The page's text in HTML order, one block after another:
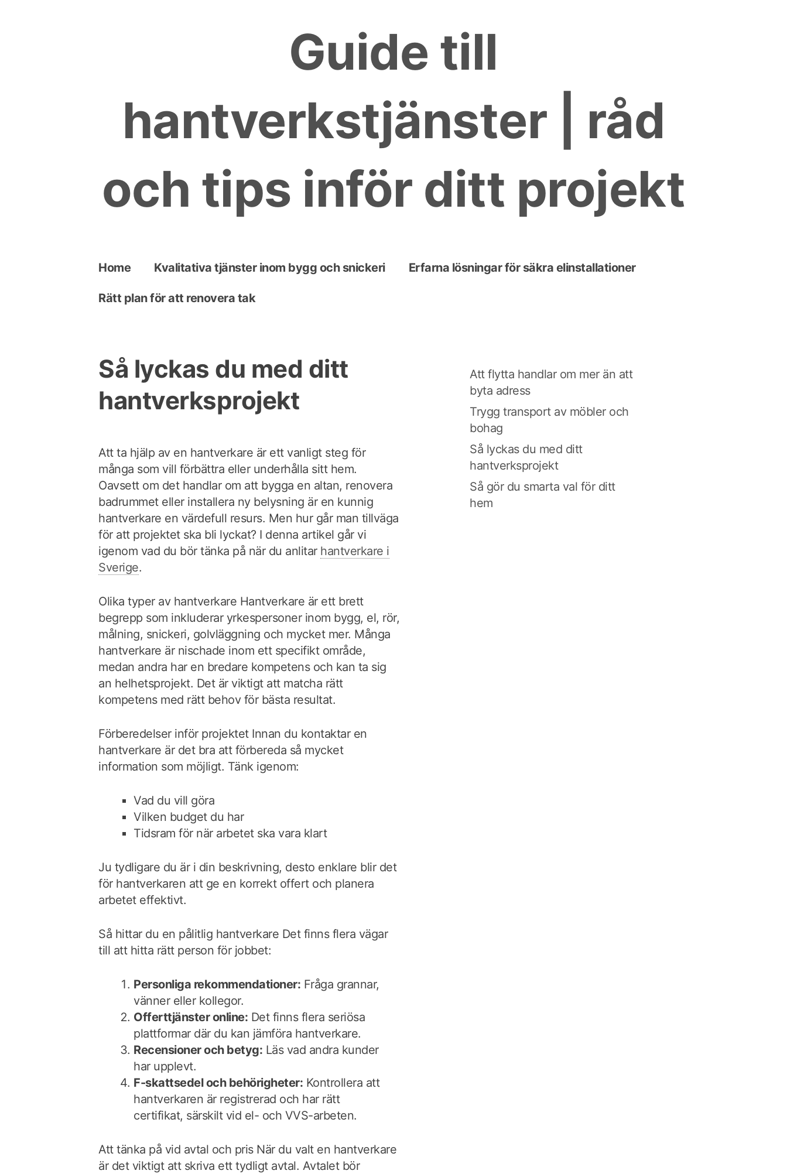
Guide till
hantverkstjänster | råd
och tips inför ditt projekt
Home Kvalitativa tjänster inom bygg och snickeri Erfarna lösningar för säkra elinstallationer
Rätt plan för att renovera tak
Så lyckas du med ditt
hantverksprojekt
Att ta hjälp av en hantverkare är ett vanligt steg för
många som vill förbättra eller underhålla sitt hem.
Oavsett om det handlar om att bygga en altan, renovera
badrummet eller installera ny belysning är en kunnig
hantverkare en värdefull resurs. Men hur går man tillväga
för att projektet ska bli lyckat? I denna artikel går vi
igenom vad du bör tänka på när du anlitar hantverkare i
Sverige.
Olika typer av hantverkare Hantverkare är ett brett
begrepp som inkluderar yrkespersoner inom bygg, el, rör,
målning, snickeri, golvläggning och mycket mer. Många
hantverkare är nischade inom ett specifikt område,
medan andra har en bredare kompetens och kan ta sig
an helhetsprojekt. Det är viktigt att matcha rätt
kompetens med rätt behov för bästa resultat.
Förberedelser inför projektet Innan du kontaktar en
hantverkare är det bra att förbereda så mycket
information som möjligt. Tänk igenom:
Vad du vill göra
Vilken budget du har
Tidsram för när arbetet ska vara klart
Ju tydligare du är i din beskrivning, desto enklare blir det
för hantverkaren att ge en korrekt offert och planera
arbetet effektivt.
Så hittar du en pålitlig hantverkare Det finns flera vägar
till att hitta rätt person för jobbet:
Personliga rekommendationer: Fråga grannar,
vänner eller kollegor.
Offerttjänster online: Det finns flera seriösa
plattformar där du kan jämföra hantverkare.
Recensioner och betyg: Läs vad andra kunder
har upplevt.
F-skattsedel och behörigheter: Kontrollera att
hantverkaren är registrerad och har rätt
certifikat, särskilt vid el- och VVS-arbeten.
Att tänka på vid avtal och pris När du valt en hantverkare
är det viktigt att skriva ett tydligt avtal. Avtalet bör
Att flytta handlar om mer än att
byta adress
Trygg transport av möbler och
bohag
Så lyckas du med ditt
hantverksprojekt
Så gör du smarta val för ditt
hem